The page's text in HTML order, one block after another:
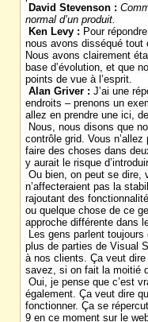
David Stevenson :
normal d’un produit.
Ken Levy : Pour
nous avons disséqué tout
Nous avons clairement
base d’évolution, et que
points de vue à l’esprit.
Alan Griver : J’ai une
endroits – prenons un
allez en prendre une ici,
Nous, nous disons que
contrôle grid. Vous
faire des choses dans
y aurait le risque
Ou bien, on peut se dire,
n’affecteraient pas la
rajoutant des
ou quelque chose de ce
approche différente dans
Les gens parlent
plus de parties de Visual
à nos clients. Ça veut
savez, si on fait la moitié
Oui, je pense que c’est
également. Ça veut dire
fonctionner. Ça se
9 en ce moment sur le